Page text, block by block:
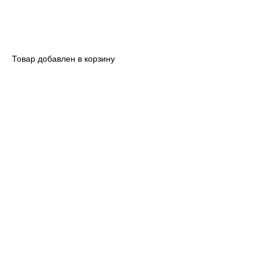
Товар добавлен в корзину